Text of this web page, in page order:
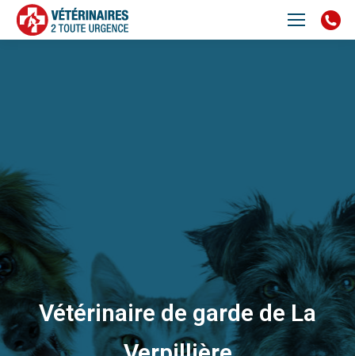
Vétérinaire de garde de La